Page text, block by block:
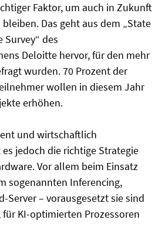
Faktor, um auch in Zukunft
Das geht aus dem „State
Survey“ des
Deloitte hervor, für den mehr
wurden. 70 Prozent der
wollen in diesem Jahr
erhöhen.
und wirtschaftlich
jedoch die richtige Strategie
Vor allem beim Einsatz
sogenannten Inferencing,
Server – vorausgesetzt sie sind
KI-optimierten Prozessoren